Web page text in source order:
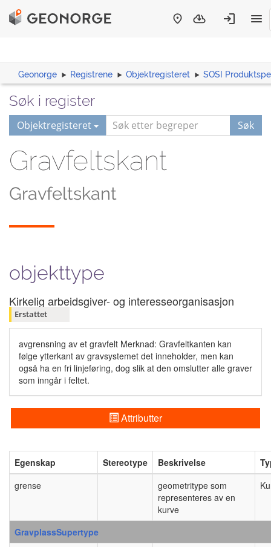
Geonorge Registrene Objektregisteret SOSI
Søk i register
Objektregisteret Søk
Gravfeltskant
Gravfeltskant
objekttype
Kirkelig arbeidsgiver- og interesseorganisasjon
Erstattet
avgrensning av et gravfelt Merknad: Gravfeltkanten kan
følge ytterkant av gravsystemet det inneholder, men kan
også ha en fri linjeføring, dog slik at den omslutter alle graver
som inngår i feltet.
Attributter
Egenskap Stereotype Beskrivelse
grense
geometritype som
representeres av en
kurve
GravplassSupertype